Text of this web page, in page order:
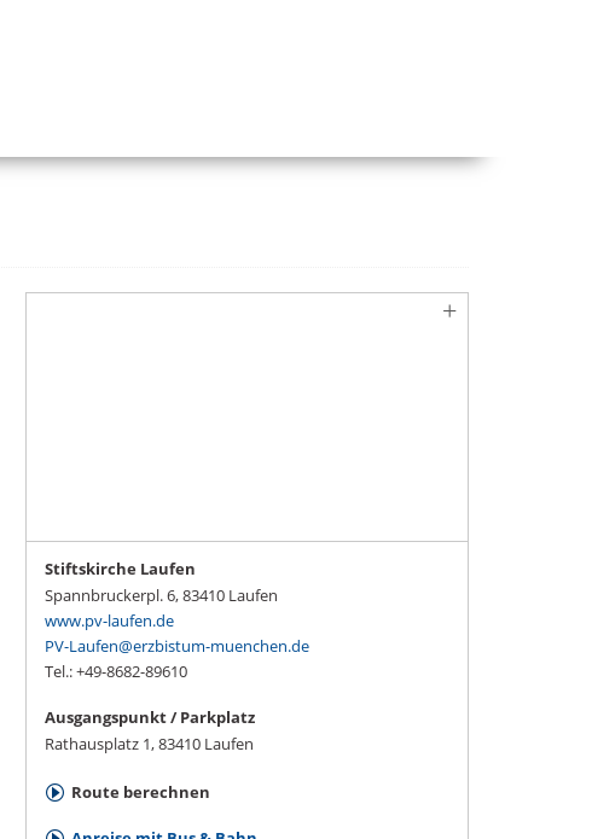
Stiftskirche Laufen
Spannbruckerpl. 6,83410 Laufen
www.pv-laufen.de
PV-Laufen@erzbistum-muenchen.de
Tel.: +49-8682-89610
Ausgangspunkt / Parkplatz
Rathausplatz 1, 83410 Laufen
Route berechnen